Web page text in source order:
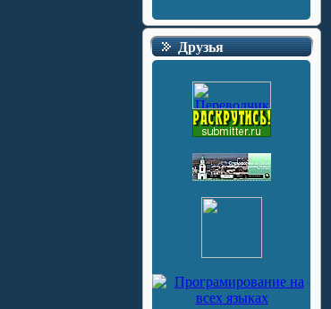
Друзья